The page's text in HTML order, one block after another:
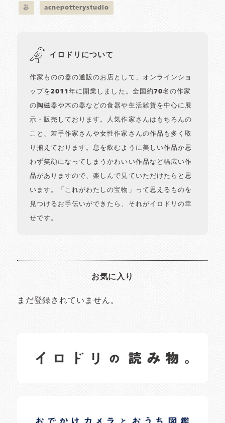
器 acnepotterystudio
イロドリについて
作家ものの器の通販のお店として、オンラインショ
ップを2011年に開業しました。全国約70名の作家
の陶磁器や木の器などの食器や生活雑貨を中心に展
示・販売しております。人気作家さんはもちろんの
こと、若手作家さんや女性作家さんの作品も多く取
り揃えております。息を飲むように美しい作品か思
わず笑顔になってしまうかわいい作品など幅広い作
品がありますので、楽しんで見ていただけたらと思
います。「これがわたしの宝物」って思えるものを
見つけるお手伝いができたら、それがイロドリの幸
せです。
お気に入り
まだ登録されていません。
日常の様子など随時更新中です。
日常の様子など随時更新中です。